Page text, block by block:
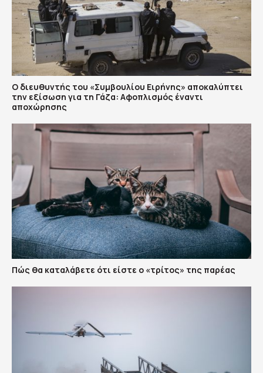
Ο διευθυντής του «Συμβουλίου Ειρήνης» αποκαλύπτει
την εξίσωση για τη Γάζα: Αφοπλισμός έναντι
αποχώρησης
Πώς θα καταλάβετε ότι είστε ο «τρίτος» της παρέας